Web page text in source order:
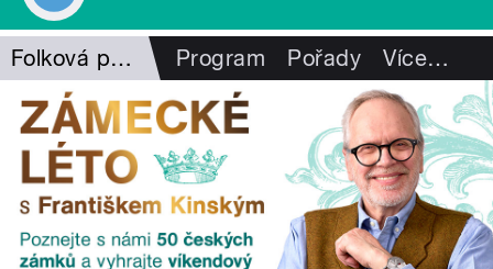
Folková pohlazení Program Pořady Více…